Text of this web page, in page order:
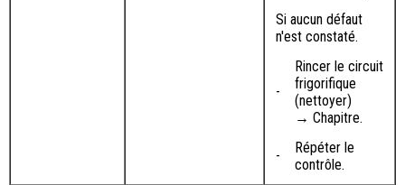
Si aucun défaut
n'est constaté.
-
Rincer le circuit
frigorifique
(nettoyer)
→ Chapitre.
-
Répéter le
contrôle.